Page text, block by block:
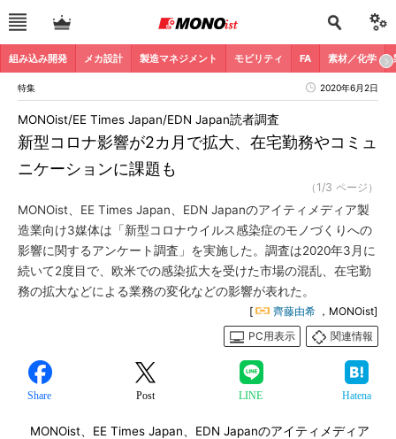
組み込み開発 メカ設計 製造マネジメント モビリティ FA 素材／化学
特集 2020年6月2日
新型コロナ影響が2カ月で拡大、在宅勤務やコミュ
ニケーションに課題も
MONOist/EE Times Japan/EDN Japan読者調査
（1/3 ページ）
MONOist、EE Times Japan、EDN Japanのアイティメディア製
造業向け3媒体は「新型コロナウイルス感染症のモノづくりへの
影響に関するアンケート調査」を実施した。調査は2020年3月に
続いて2度目で、欧米での感染拡大を受けた市場の混乱、在宅勤
務の拡大などによる業務の変化などの影響が表れた。
[ 齊藤由希 ，MONOist]
PC用表示
関連情報
Share Post LINE Hatena
MONOist、EE Times Japan、EDN Japanのアイティメディア